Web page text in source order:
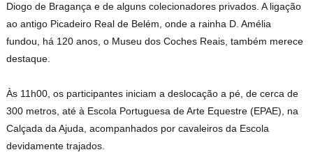
Diogo de Bragança e de alguns colecionadores privados. A ligação
ao antigo Picadeiro Real de Belém, onde a rainha D. Amélia
fundou, há 120 anos, o Museu dos Coches Reais, também merece
destaque.
Às 11h00, os participantes iniciam a deslocação a pé, de cerca de
300 metros, até à Escola Portuguesa de Arte Equestre (EPAE), na
Calçada da Ajuda, acompanhados por cavaleiros da Escola
devidamente trajados.